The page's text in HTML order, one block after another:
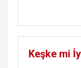
Keşke mi